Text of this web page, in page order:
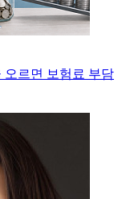
오르면 보험료 부담